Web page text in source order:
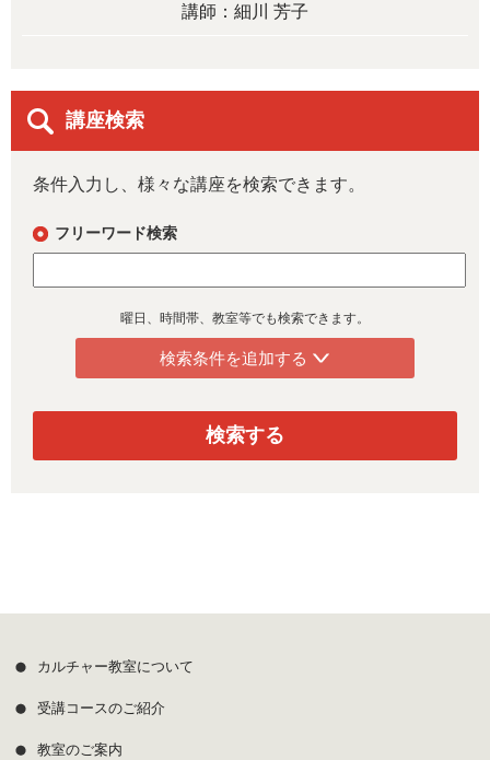
講師：細川 芳子
講座検索
条件入力し、様々な講座を検索できます。
フリーワード検索
曜日、時間帯、教室等でも検索できます。
検索条件を追加する
検索する
カルチャー教室について
受講コースのご紹介
教室のご案内